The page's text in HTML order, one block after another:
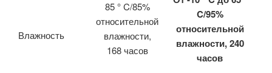
Влажность
85 ° C/85%
относительной
влажности,
168 часов
C/95%
относительной
влажности, 240
часов